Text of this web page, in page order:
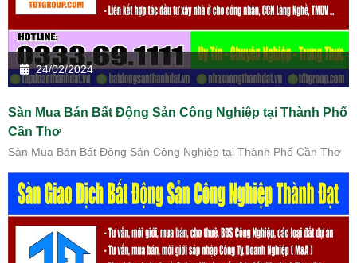
24/02/2024
Sàn Mua Bán Bất Động Sản Công Nghiệp tại Thành Phố
Cần Thơ
Sàn Mua Bán Bất Động Sản Công Nghiệp tại Thành Phố Cần Thơ